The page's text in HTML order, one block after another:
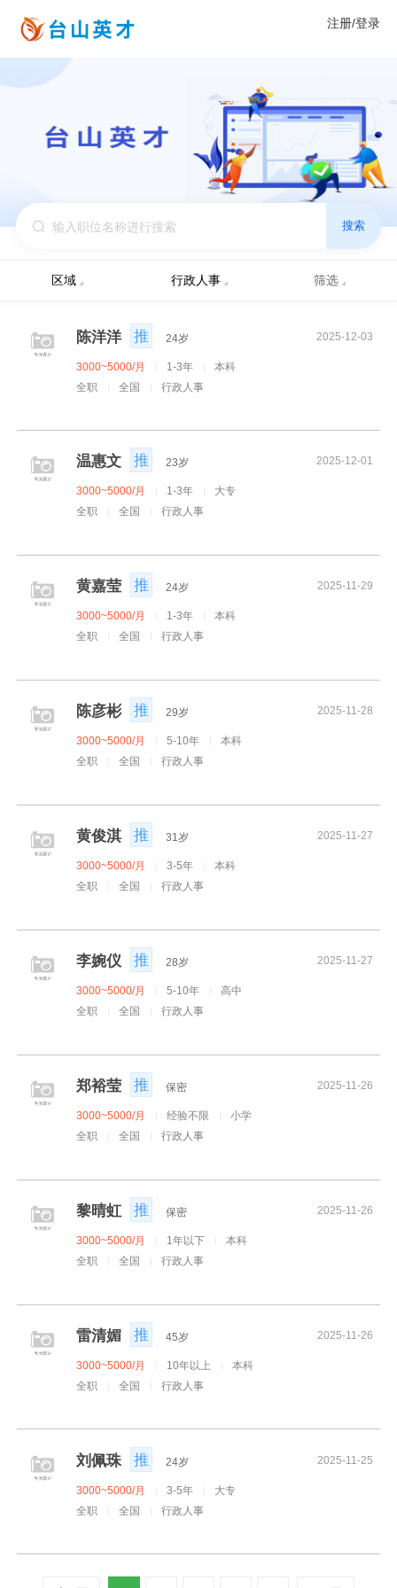
注册/登录
搜索
区域 行政人事 筛选
陈洋洋 推 24岁 2025-12-03
3000~5000/月 1-3年
本科
全职
全国 行政人事
温惠文 推 23岁 2025-12-01
3000~5000/月 1-3年
大专
全职
全国 行政人事
黄嘉莹 推 24岁 2025-11-29
3000~5000/月 1-3年
本科
全职
全国 行政人事
陈彦彬 推 29岁 2025-11-28
3000~5000/月 5-10年
本科
全职
全国 行政人事
黄俊淇 推 31岁 2025-11-27
3000~5000/月 3-5年
本科
全职
全国 行政人事
李婉仪 推 28岁 2025-11-27
3000~5000/月 5-10年
高中
全职
全国 行政人事
郑裕莹 推 保密 2025-11-26
3000~5000/月 经验不限
小学
全职
全国 行政人事
黎晴虹 推 保密 2025-11-26
3000~5000/月 1年以下
本科
全职
全国 行政人事
雷清媚 推 45岁 2025-11-26
3000~5000/月 10年以上
本科
全职
全国 行政人事
刘佩珠 推 24岁 2025-11-25
3000~5000/月 3-5年
大专
全职
全国 行政人事